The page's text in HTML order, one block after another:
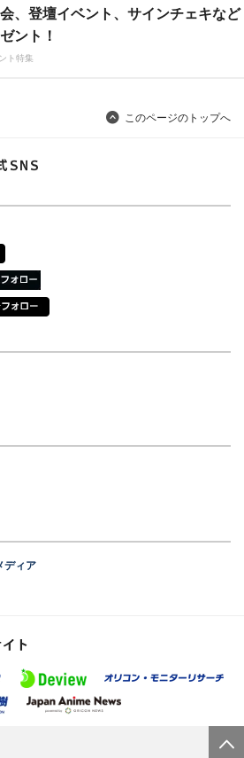
、登壇イベント、サインチェキなど
ント！
ト特集
このページのトップへ
ディア